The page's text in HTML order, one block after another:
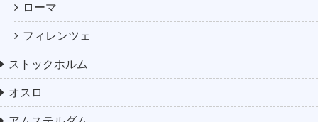
ローマ
フィレンツェ
ストックホルム
オスロ